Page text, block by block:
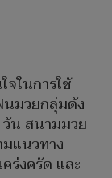
ในการใช้
มวยกลุ่มดัง
วัน สนามมวย
แนวทาง
ร่งครัด และ